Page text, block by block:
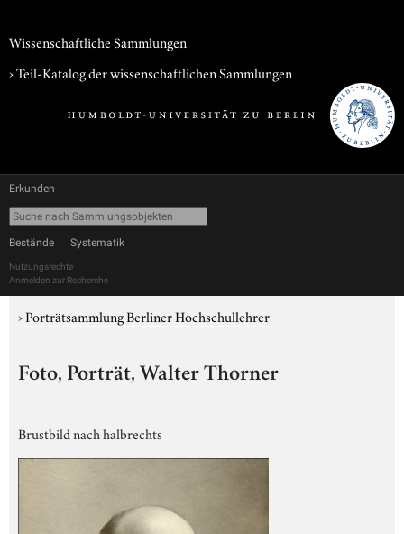
Wissenschaftliche Sammlungen
› Teil-Katalog der wissenschaftlichen Sammlungen
Erkunden
Bestände Systematik
Nutzungsrechte
Anmelden zur Recherche
›Porträtsammlung Berliner Hochschullehrer
Foto, Porträt, Walter Thorner
Brustbild nach halbrechts